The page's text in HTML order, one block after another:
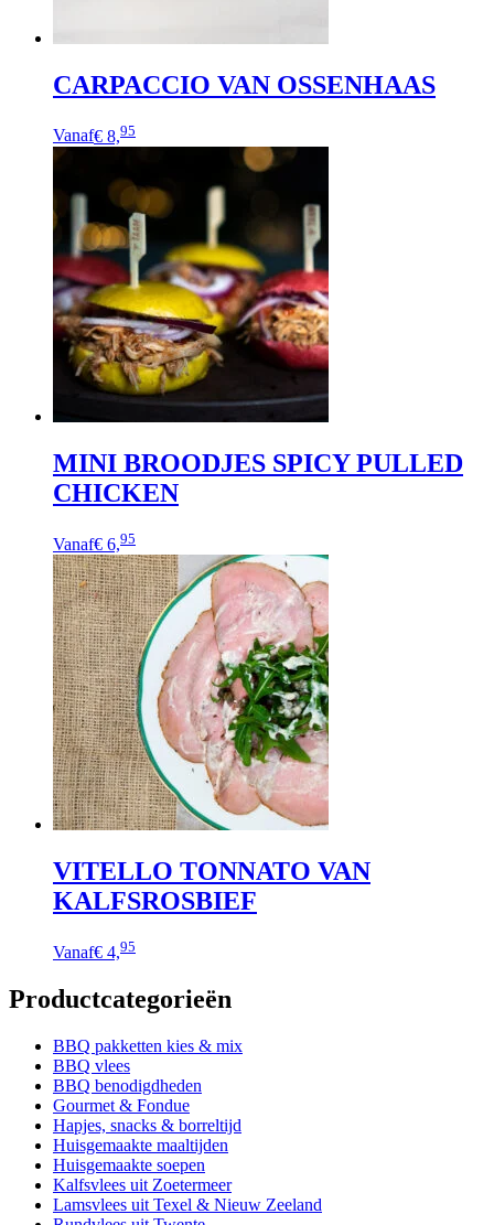
CARPACCIO VAN OSSENHAAS
Vanaf€ 8,95
MINI BROODJES SPICY PULLED
CHICKEN
Vanaf€ 6,95
VITELLO TONNATO VAN
KALFSROSBIEF
Vanaf€ 4,95
Productcategorieën
BBQ pakketten kies & mix
BBQ vlees
BBQ benodigdheden
Gourmet & Fondue
Hapjes, snacks & borreltijd
Huisgemaakte maaltijden
Huisgemaakte soepen
Kalfsvlees uit Zoetermeer
Lamsvlees uit Texel & Nieuw Zeeland